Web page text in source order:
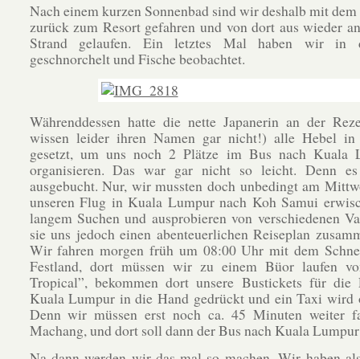
Nach einem kurzen Sonnenbad sind wir deshalb mit
zurück zum Resort gefahren und von dort aus wieder
Strand gelaufen. Ein letztes Mal haben wir in
geschnorchelt und Fische beobachtet.
Währenddessen hatte die nette Japanerin an der
wissen leider ihren Namen gar nicht!) alle Hebel in
gesetzt, um uns noch 2 Plätze im Bus nach Kuala
organisieren. Das war gar nicht so leicht. Denn
ausgebucht. Nur, wir mussten doch unbedingt am
unseren Flug in Kuala Lumpur nach Koh Samui
langem Suchen und ausprobieren von verschiedenen
sie uns jedoch einen abenteuerlichen Reiseplan
Wir fahren morgen früh um 08:00 Uhr mit dem
Festland, dort müssen wir zu einem Büor laufen
Tropical”, bekommen dort unsere Bustickets für die
Kuala Lumpur in die Hand gedrückt und ein Taxi wird
Denn wir müssen erst noch ca. 45 Minuten weiter
Machang, und dort soll dann der Bus nach Kuala